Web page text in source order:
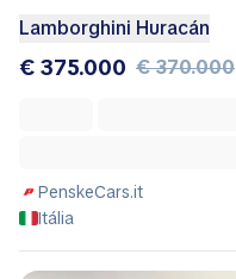
Lamborghini Huracán
€ 375.000 € 370.000
PenskeCars.it
Itália